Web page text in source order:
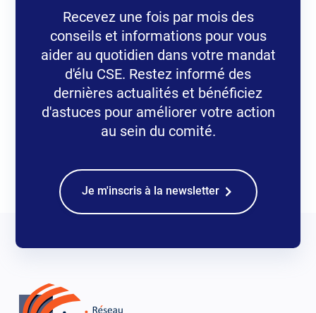
Recevez une fois par mois des
conseils et informations pour vous
aider au quotidien dans votre mandat
d'élu CSE. Restez informé des
dernières actualités et bénéficiez
d'astuces pour améliorer votre action
au sein du comité.
Je m'inscris à la newsletter